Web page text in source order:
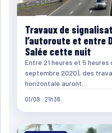
Travaux de
l’autoroute et entre
Salée cette nuit
Entre 21 heures et 5
septembre 2020), des
horizontale auront…
01/09 · 21h36